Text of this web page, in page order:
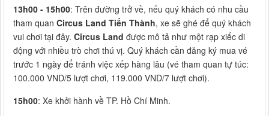
13h00 - 15h00: Trên đường trở về, nếu quý khách có nhu cầu
tham quan Circus Land Tiến Thành, xe sẽ ghé để quý khách
vui chơi tại đây. Circus Land được mô tả như một rạp xiếc di
động với nhiều trò chơi thú vị. Quý khách cần đăng ký mua vé
trước 1 ngày để tránh việc xếp hàng lâu (vé tham quan tự túc:
100.000 VND/5 lượt chơi, 119.000 VND/7 lượt chơi).
15h00: Xe khởi hành về TP. Hồ Chí Minh.